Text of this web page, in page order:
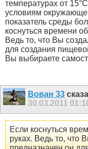
температурах от
условиям
показатель среды
коснуться времени
Ведь то, что Вы
для создания
Вы выбираете
Вован 33
30.03.2011
Если коснуться
руках. Ведь то, что